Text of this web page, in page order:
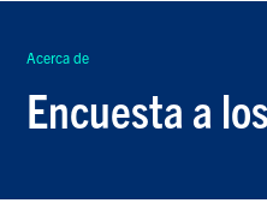
Acerca de
Encuesta a